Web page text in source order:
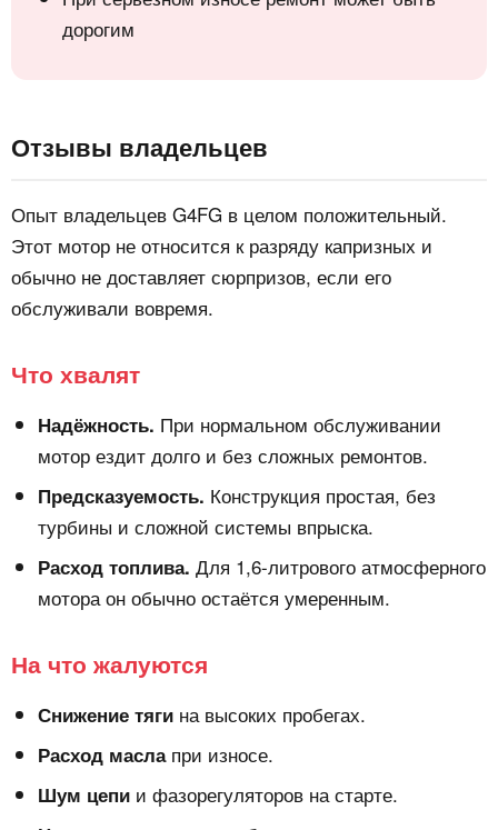
дорогим
Отзывы владельцев
Опыт владельцев G4FG в целом положительный.
Этот мотор не относится к разряду капризных и
обычно не доставляет сюрпризов, если его
обслуживали вовремя.
Что хвалят
Надёжность. При нормальном обслуживании
мотор ездит долго и без сложных ремонтов.
Предсказуемость. Конструкция простая, без
турбины и сложной системы впрыска.
Расход топлива. Для 1,6-литрового атмосферного
мотора он обычно остаётся умеренным.
На что жалуются
Снижение тяги на высоких пробегах.
Расход маслапри износе.
Шум цепи и фазорегуляторов на старте.